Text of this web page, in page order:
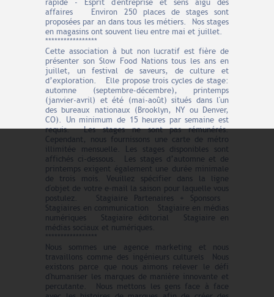
rapide - Esprit d'entreprise et sens aigu des
affaires Environ 250 places de stages sont
proposées par an dans tous les métiers. Nos stages
en magasins ont souvent lieu entre mai et juillet.
*****************
Cette association à but non lucratif est fière de
présenter son Slow Food Nations tous les ans en
juillet, un festival de saveurs, de culture et
d’exploration. Elle propose trois cycles de stage:
automne (septembre-décembre), printemps
(janvier-avril) et été (mai-août) situés dans l'un
des bureaux nationaux (Brooklyn, NY ou Denver,
CO). Un minimum de 15 heures par semaine est
requis. Les stages ne sont pas rémunérés.
Cependant, nous fournissons une carte de métro
illimitée mensuelle. Les stages disponibles sont
affichés ci-dessous. Les stages d’automne et de
printemps exigent également une durée minimale
de trois mois. Veuillez spécifier dans la ligne
d'objet de votre e-mail la saison pour laquelle vous
postulez. Stagiaire Partenaires + Sponsors
Stagiaires en communication Stagiaire en médias
numériques Stagiaire éditorial Stagiaire en
médias sociaux et numériques.
*****************
Nous sommes une agence marketing et nous
travaillons comme des ingénieurs culturels Nous
existons parce que nous aimons relever le défi
d'humaniser les marques de manière innovante et
percutante. Nous mettons les gens face à face